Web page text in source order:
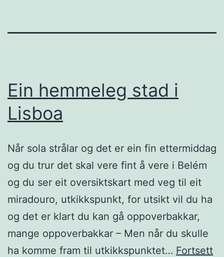
Ein hemmeleg stad i
Lisboa
Når sola strålar og det er ein fin ettermiddag
og du trur det skal vere fint å vere i Belém
og du ser eit oversiktskart med veg til eit
miradouro, utkikkspunkt, for utsikt vil du ha
og det er klart du kan gå oppoverbakkar,
mange oppoverbakkar – Men når du skulle
ha komme fram til utkikkspunktet… Fortsett